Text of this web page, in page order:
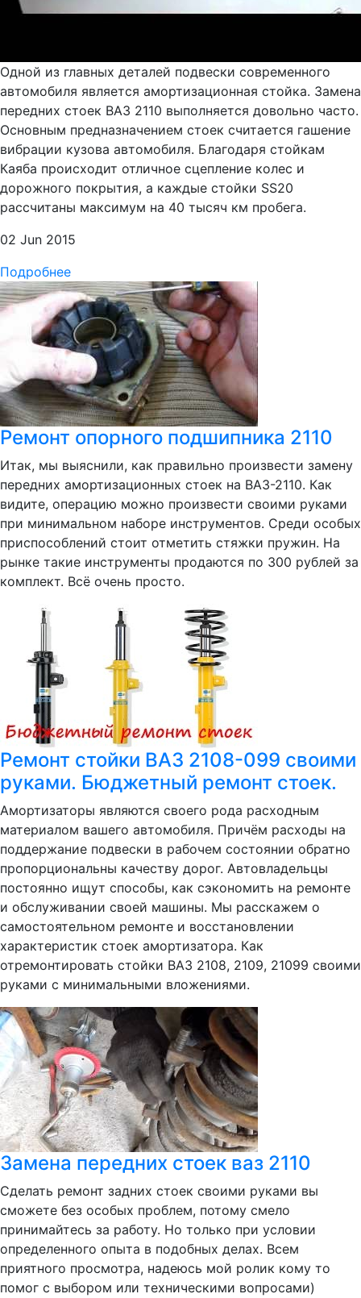
Одной из главных деталей подвески современного
автомобиля является амортизационная стойка. Замена
передних стоек ВАЗ 2110 выполняется довольно часто.
Основным предназначением стоек считается гашение
вибрации кузова автомобиля. Благодаря стойкам
Каяба происходит отличное сцепление колес и
дорожного покрытия, а каждые стойки SS20
рассчитаны максимум на 40 тысяч км пробега.
02 Jun 2015
Подробнее
Ремонт опорного подшипника 2110
Итак, мы выяснили, как правильно произвести замену
передних амортизационных стоек на ВАЗ-2110. Как
видите, операцию можно произвести своими руками
при минимальном наборе инструментов. Среди особых
приспособлений стоит отметить стяжки пружин. На
рынке такие инструменты продаются по 300 рублей за
комплект. Всё очень просто.
Ремонт стойки ВАЗ 2108-099 своими
руками. Бюджетный ремонт стоек.
Амортизаторы являются своего рода расходным
материалом вашего автомобиля. Причём расходы на
поддержание подвески в рабочем состоянии обратно
пропорциональны качеству дорог. Автовладельцы
постоянно ищут способы, как сэкономить на ремонте
и обслуживании своей машины. Мы расскажем о
самостоятельном ремонте и восстановлении
характеристик стоек амортизатора. Как
отремонтировать стойки ВАЗ 2108, 2109, 21099 своими
руками с минимальными вложениями.
Замена передних стоек ваз 2110
Сделать ремонт задних стоек своими руками вы
сможете без особых проблем, потому смело
принимайтесь за работу. Но только при условии
определенного опыта в подобных делах. Всем
приятного просмотра, надеюсь мой ролик кому то
помог с выбором или техническими вопросами)